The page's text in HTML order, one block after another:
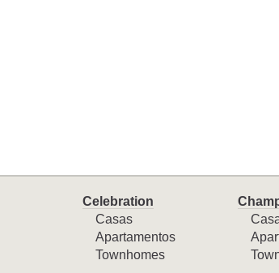
Celebration
Casas
Apartamentos
Townhomes